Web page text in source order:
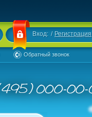
Вход: / Регистрация
Обратный звонок